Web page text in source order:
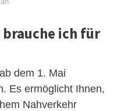
ich für
dem 1. Mai
Es ermöglicht Ihnen,
Nahverkehr